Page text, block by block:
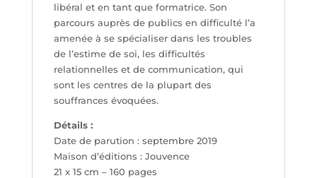
libéral et en tant que formatrice. Son
parcours auprès de publics en difficulté l’a
amenée à se spécialiser dans les troubles
de l’estime de soi, les difficultés
relationnelles et de communication, qui
sont les centres de la plupart des
souffrances évoquées.
Détails :
Date de parution : septembre 2019
Maison d’éditions : Jouvence
21 x 15 cm – 160 pages